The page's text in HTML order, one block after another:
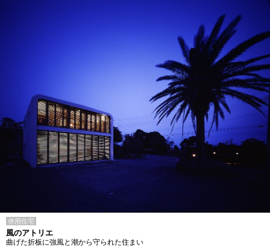
併用住宅
風のアトリエ
曲げた折板に強風と潮から守られた住まい